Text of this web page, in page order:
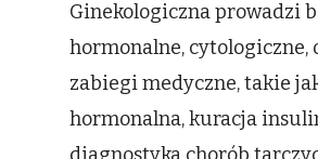
Ginekologiczna prowadzi
hormonalne, cytologiczne,
zabiegi medyczne, takie
hormonalna, kuracja